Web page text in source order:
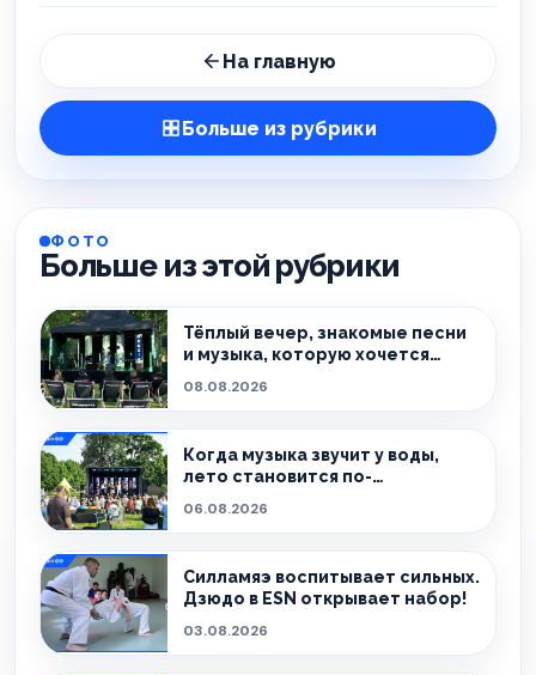
На главную
Больше из рубрики
ФОТО
Больше из этой рубрики
Тёплый вечер, знакомые песни
и музыка, которую хочется
08.08.2026
Когда музыка звучит у воды,
лето становится по-
06.08.2026
Силламяэ воспитывает сильных.
Дзюдо в ESN открывает набор!
03.08.2026